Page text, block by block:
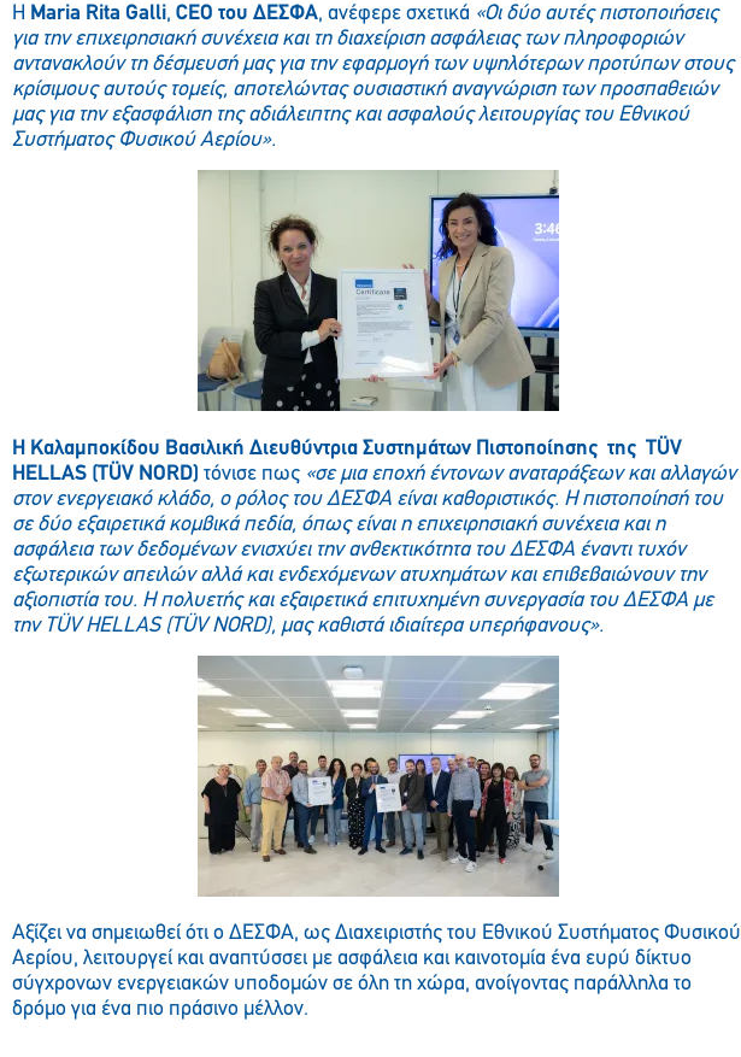
Η Maria Rita Galli, CEO του ΔΕΣΦΑ, ανέφερε σχετικά «Οι δύο αυτές πιστοποιήσεις
για την επιχειρησιακή συνέχεια και τη διαχείριση ασφάλειας των πληροφοριών
αντανακλούν τη δέσμευσή μας για την εφαρμογή των υψηλότερων προτύπων στους
κρίσιμους αυτούς τομείς, αποτελώντας ουσιαστική αναγνώριση των προσπαθειών
μας για την εξασφάλιση της αδιάλειπτης και ασφαλούς λειτουργίας του Εθνικού
Συστήματος Φυσικού Αερίου».
Η Καλαμποκίδου Βασιλική Διευθύντρια Συστημάτων Πιστοποίησης της TÜV
HELLAS (TÜV NORD) τόνισε πως «σε μια εποχή έντονων αναταράξεων και αλλαγών
στον ενεργειακό κλάδο, ο ρόλος του ΔΕΣΦΑ είναι καθοριστικός. Η πιστοποίησή του
σε δύο εξαιρετικά κομβικά πεδία, όπως είναι η επιχειρησιακή συνέχεια και η
ασφάλεια των δεδομένων ενισχύει την ανθεκτικότητα του ΔΕΣΦΑ έναντι τυχόν
εξωτερικών απειλών αλλά και ενδεχόμενων ατυχημάτων και επιβεβαιώνουν την
αξιοπιστία του. Η πολυετής και εξαιρετικά επιτυχημένη συνεργασία του ΔΕΣΦΑ με
την TÜV HELLAS(TÜV NORD), μας καθιστά ιδιαίτερα υπερήφανους».
Αξίζει να σημειωθεί ότι ο ΔΕΣΦΑ, ως Διαχειριστής του Εθνικού Συστήματος Φυσικού
Αερίου, λειτουργεί και αναπτύσσει με ασφάλεια και καινοτομία ένα ευρύ δίκτυο
σύγχρονων ενεργειακών υποδομών σε όλη τη χώρα, ανοίγοντας παράλληλα το
δρόμο για ένα πιο πράσινο μέλλον.